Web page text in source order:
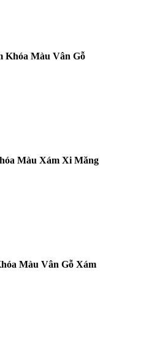
Khóa Màu Vân Gỗ
Màu Xám Xi Măng
Màu Vân Gỗ Xám